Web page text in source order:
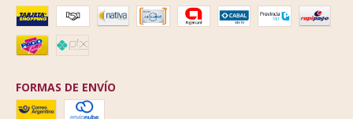
FORMAS DE ENVÍO